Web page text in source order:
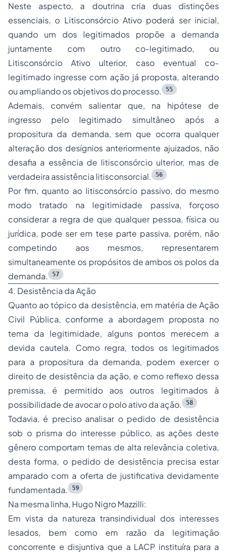
Neste aspecto, a doutrina cria duas distinções
essenciais, o Litisconsórcio Ativo poderá ser inicial,
quando um dos legitimados propõe a demanda
juntamente com outro co-legitimado, ou
Litisconsórcio Ativo ulterior, caso eventual co-
legitimado ingresse com ação já proposta, alterando
ou ampliando os objetivos do processo.
55
Ademais, convém salientar que, na hipótese de
ingresso pelo legitimado simultâneo após a
propositura da demanda, sem que ocorra qualquer
alteração dos desígnios anteriormente ajuizados, não
desafia a essência de litisconsórcio ulterior, mas de
verdadeira assistência litisconsorcial.
56
Por fim, quanto ao litisconsórcio passivo, do mesmo
modo tratado na legitimidade passiva, forçoso
considerar a regra de que qualquer pessoa, física ou
jurídica, pode ser em tese parte passiva, porém, não
competindo aos mesmos, representarem
simultaneamente os propósitos de ambos os polos da
demanda.
57
4. Desistência da Ação
Quanto ao tópico da desistência, em matéria de Ação
Civil Pública, conforme a abordagem proposta no
tema da legitimidade, alguns pontos merecem a
devida cautela. Como regra, todos os legitimados
para a propositura da demanda, podem exercer o
direito de desistência da ação, e como reflexo dessa
premissa, é permitido aos outros legitimados à
possibilidade de avocar o polo ativo da ação.
58
Todavia, é preciso analisar o pedido de desistência
sob o prisma do interesse público, as ações deste
gênero comportam temas de alta relevância coletiva,
desta forma, o pedido de desistência precisa estar
amparado com a oferta de justificativa devidamente
fundamentada.
59
Na mesma linha, Hugo Nigro Mazzilli:
Em vista da natureza transindividual dos interesses
lesados, bem como em razão da legitimação
concorrente e disjuntiva que a LACP instituíra para a